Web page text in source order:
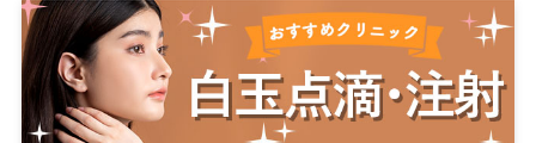
福島市 郡山
神奈川 横浜 川崎
富山 富山市
姫路 芦屋 尼崎
島根
高知
佐賀 佐賀市